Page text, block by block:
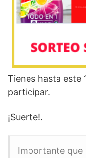
Tienes hasta este
participar.
¡Suerte!.
Importante que